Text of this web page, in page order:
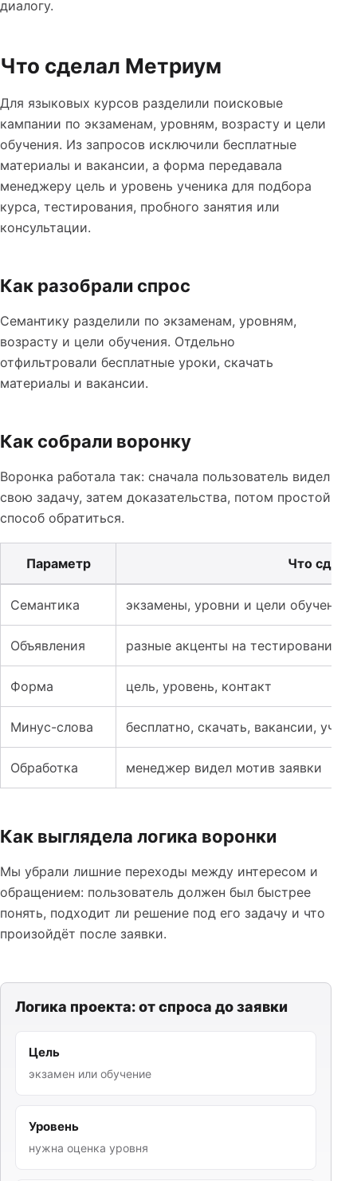
диалогу.
Что сделал Метриум
Для языковых курсов разделили поисковые
кампании по экзаменам, уровням, возрасту и цели
обучения. Из запросов исключили бесплатные
материалы и вакансии, а форма передавала
менеджеру цель и уровень ученика для подбора
курса, тестирования, пробного занятия или
консультации.
Как разобрали спрос
Семантику разделили по экзаменам, уровням,
возрасту и цели обучения. Отдельно
отфильтровали бесплатные уроки, скачать
материалы и вакансии.
Как собрали воронку
Воронка работала так: сначала пользователь видел
свою задачу, затем доказательства, потом простой
способ обратиться.
Параметр Что
Семантика экзамены, уровни и цели обучения
Объявления разные акценты на тестирование,
Форма цель, уровень, контакт
Минус-слова бесплатно, скачать, вакансии,
Обработка менеджер видел мотив заявки
Как выглядела логика воронки
Мы убрали лишние переходы между интересом и
обращением: пользователь должен был быстрее
понять, подходит ли решение под его задачу и что
произойдёт после заявки.
Логика проекта: от спроса до заявки
Цель
экзамен или обучение
Уровень
нужна оценка уровня